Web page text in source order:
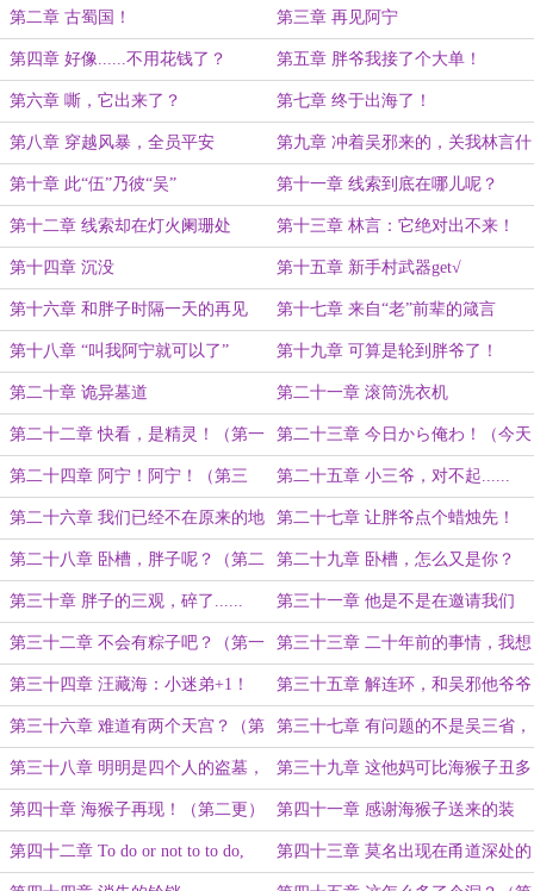
第二章 古蜀国！ 第三章 再见阿宁
第四章 好像......不用花钱了？ 第五章 胖爷我接了个大单！
第六章 嘶，它出来了？ 第七章 终于出海了！
第八章 穿越风暴，全员平安 第九章 冲着吴邪来的，关我林言什
么事？（第一更）
第十章 此“伍”乃彼“吴” 第十一章 线索到底在哪儿呢？
第十二章 线索却在灯火阑珊处 第十三章 林言：它绝对出不来！
第十四章 沉没 第十五章 新手村武器get√
第十六章 和胖子时隔一天的再见 第十七章 来自“老”前辈的箴言
第十八章 “叫我阿宁就可以了” 第十九章 可算是轮到胖爷了！
第二十章 诡异墓道 第二十一章 滚筒洗衣机
第二十二章 快看，是精灵！（第一
更）
第二十三章 今日から俺わ！（今天
开始嚣张啦！）（第二更）
第二十四章 阿宁！阿宁！（第三
更！）
第二十五章 小三爷，对不起......
第二十六章 我们已经不在原来的地
方了！
第二十七章 让胖爷点个蜡烛先！
（第一更）
第二十八章 卧槽，胖子呢？（第二
更）
第二十九章 卧槽，怎么又是你？
（第三更）
第三十章 胖子的三观，碎了......
（第一更）
第三十一章 他是不是在邀请我们
啊？（第二更）
第三十二章 不会有粽子吧？（第一
更）
第三十三章 二十年前的事情，我想
起来了......（第二更）
第三十四章 汪藏海：小迷弟+1！ 第三十五章 解连环，和吴邪他爷爷
也有关？
第三十六章 难道有两个天宫？（第
一更）
第三十七章 有问题的不是吴三省，
那又是谁？（第二更）
第三十八章 明明是四个人的盗墓，
只有胖子没有血脉......（第三更）
第三十九章 这他妈可比海猴子丑多
了！（第一更）
第四十章 海猴子再现！（第二更） 第四十一章 感谢海猴子送来的装
备！（第一更）
第四十二章 To do or not to to do, 第四十三章 莫名出现在甬道深处的